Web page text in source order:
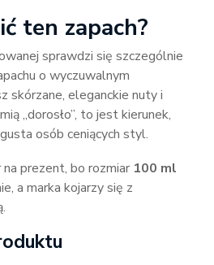
ten zapach?
sprawdzi się szczególnie
o wyczuwalnym
skórzane, eleganckie nuty i
„dorosło”, to jest kierunek,
osób ceniących styl.
prezent, bo rozmiar 100 ml
a marka kojarzy się z